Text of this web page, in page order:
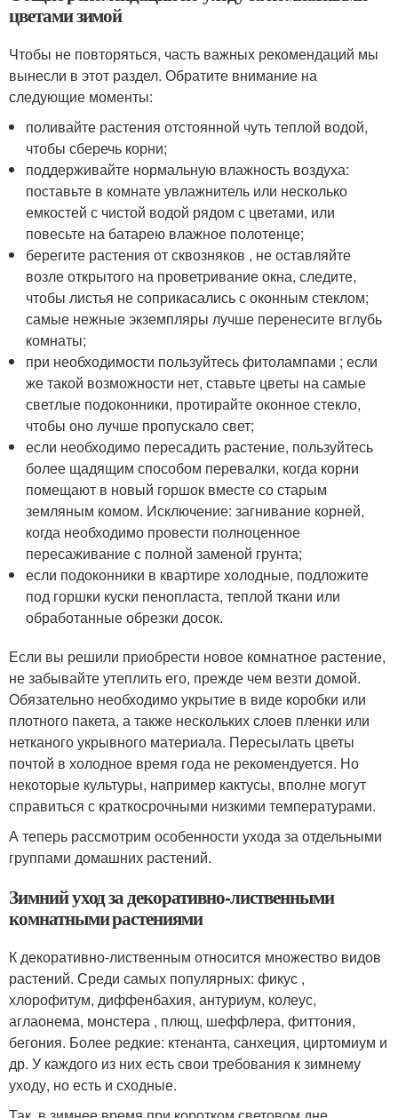
цветами зимой
Чтобы не повторяться, часть важных рекомендаций мы
вынесли в этот раздел. Обратите внимание на
следующие моменты:
поливайте растения отстоянной чуть теплой водой,
чтобы сберечь корни;
поддерживайте нормальную влажность воздуха:
поставьте в комнате увлажнитель или несколько
емкостей с чистой водой рядом с цветами, или
повесьте на батарею влажное полотенце;
берегите растения от сквозняков , не оставляйте
возле открытого на проветривание окна, следите,
чтобы листья не соприкасались с оконным стеклом;
самые нежные экземпляры лучше перенесите вглубь
комнаты;
при необходимости пользуйтесь фитолампами ; если
же такой возможности нет, ставьте цветы на самые
светлые подоконники, протирайте оконное стекло,
чтобы оно лучше пропускало свет;
если необходимо пересадить растение, пользуйтесь
более щадящим способом перевалки, когда корни
помещают в новый горшок вместе со старым
земляным комом. Исключение: загнивание корней,
когда необходимо провести полноценное
пересаживание с полной заменой грунта;
если подоконники в квартире холодные, подложите
под горшки куски пенопласта, теплой ткани или
обработанные обрезки досок.
Если вы решили приобрести новое комнатное растение,
не забывайте утеплить его, прежде чем везти домой.
Обязательно необходимо укрытие в виде коробки или
плотного пакета, а также нескольких слоев пленки или
нетканого укрывного материала. Пересылать цветы
почтой в холодное время года не рекомендуется. Но
некоторые культуры, например кактусы, вполне могут
справиться с краткосрочными низкими температурами.
А теперь рассмотрим особенности ухода за отдельными
группами домашних растений.
Зимний уход за декоративно-лиственными
комнатными растениями
К декоративно-лиственным относится множество видов
растений. Среди самых популярных: фикус ,
хлорофитум, диффенбахия, антуриум, колеус,
аглаонема, монстера , плющ, шеффлера, фиттония,
бегония. Более редкие: ктенанта, санхеция, циртомиум и
др. У каждого из них есть свои требования к зимнему
уходу, но есть и сходные.